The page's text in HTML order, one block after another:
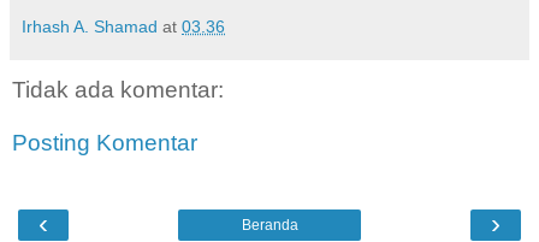
Irhash A. Shamad at 03.36
Tidak ada komentar:
Posting Komentar
‹ ›
Beranda